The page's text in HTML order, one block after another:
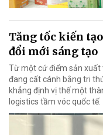
Tăng tốc kiến
đổi mới sáng tạo
Từ một cứ điểm sản xuất
đang cất cánh bằng tri
khẳng định vị thế một
logistics tầm vóc quốc tế.